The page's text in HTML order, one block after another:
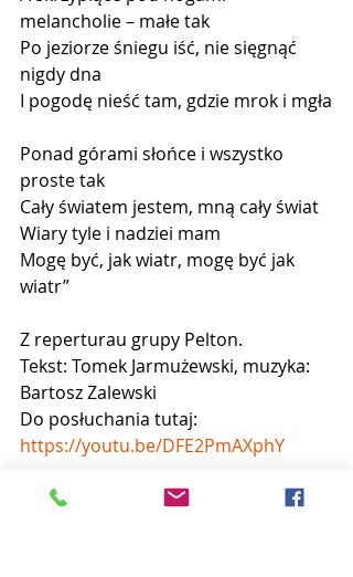
melancholie – małe tak
Po jeziorze śniegu iść, nie sięgnąć
nigdy dna
I pogodę nieść tam, gdzie mrok i mgła
Ponad górami słońce i wszystko
proste tak
Cały światem jestem, mną cały świat
Wiary tyle i nadziei mam
Mogę być, jak wiatr, mogę być jak
wiatr”
Z reperturau grupy Pelton.
Tekst: Tomek Jarmużewski, muzyka:
Bartosz Zalewski
Do posłuchania tutaj:
https://youtu.be/DFE2PmAXphY
Uśmiechu Wam życzymy dzisiaj...